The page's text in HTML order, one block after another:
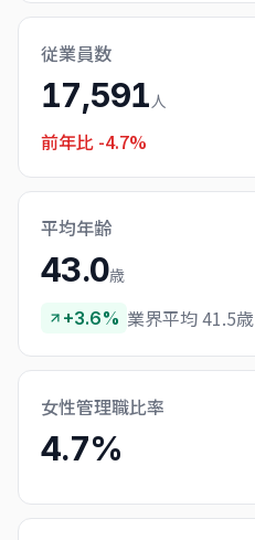
従業員数
17,591人
前年比 -4.7%
平均年齢
43.0歳
+3.6% 業界平均 41.5歳
女性管理職比率
4.7%